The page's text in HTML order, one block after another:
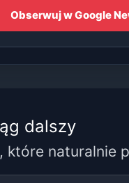
Obserwuj w Google
dalszy
które naturalnie